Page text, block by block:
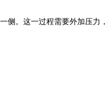
侧。这一过程需要外加压力，